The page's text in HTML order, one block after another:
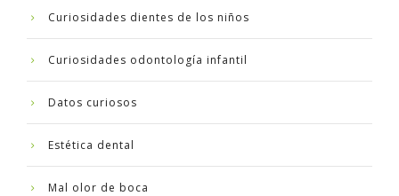
Curiosidades dientes de los niños
Curiosidades odontología infantil
Datos curiosos
Estética dental
Mal olor de boca